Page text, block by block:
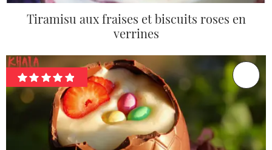
Tiramisu aux fraises et biscuits roses en
verrines